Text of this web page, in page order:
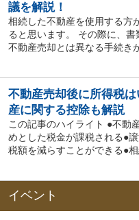
議を解説！
相続した不動産を使用する方
ると思います。 その際に、
不動産売却とは異なる手続き
不動産売却後に所得税
産に関する控除も解説
この記事のハイライト ●不動
めとした税金が課税される●
税額を減らすことができる●相
イベント